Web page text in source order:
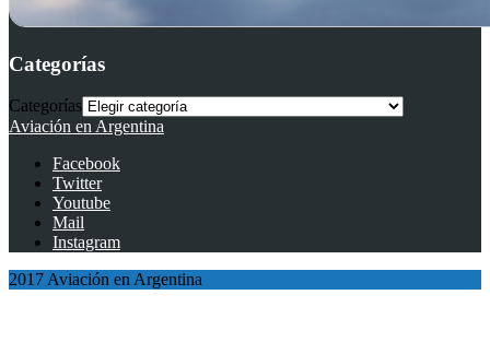
Categorías
Categorías
Aviación en Argentina
Facebook
Twitter
Youtube
Mail
Instagram
2017 Aviación en Argentina